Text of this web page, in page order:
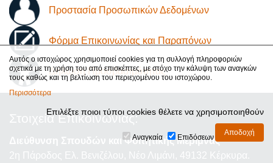
Προστασία Προσωπικών Δεδομένων
Φόρμα Επικοινωνίας και Παραπόνων
Δήλωση Προσβασιμότητας
Στοιχεία Επικοινωνίας:
Διεύθυνση Σπουδών και Φοιτητικής Μέριμνας
2η Πάροδος Ελ. Βενιζέλου, Νέο Λιμάνι, 49132 Κέρκυρα.
Αυτός ο ιστοχώρος χρησιμοποιεί cookies για τη συλλογή πληροφοριών
σχετικά με τη χρήση του από επισκέπτες, με στόχο την κάλυψη των αναγκών
τους καθώς και τη βελτίωση του περιεχομένου του ιστοχώρου.
Περισσότερα
Επιλέξτε ποιοι τύποι cookies θέλετε να χρησιμοποιηθούν
Αναγκαία Επιδόσεων